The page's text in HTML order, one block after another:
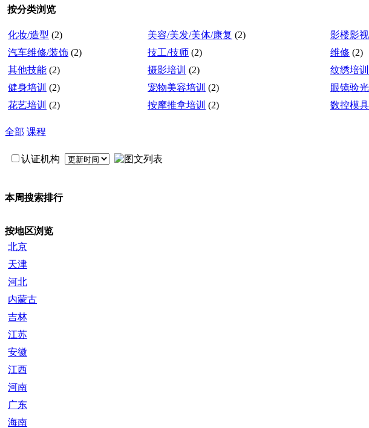
按分类浏览
化妆/造型 (2) 美容/美发/美体/康复 (2) 影楼影视
汽车维修/装饰 (2) 技工/技师 (2) 维修 (2)
其他技能 (2) 摄影培训 (2) 纹绣培训
健身培训 (2) 宠物美容培训 (2) 眼镜验
花艺培训 (2) 按摩推拿培训 (2) 数控模具
全部 课程
认证机构
本周搜索排行
按地区浏览
北京
天津
河北
内蒙古
吉林
江苏
安徽
江西
河南
广东
海南